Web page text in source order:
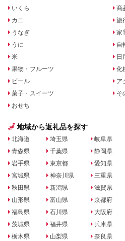
いくら
カニ
うなぎ
うに
米
果物・フルーツ
ビール
菓子・スイーツ
おせち
商
旅
家
自
日
化
ア
そ
地域から返礼品を探す
北海道
青森県
岩手県
宮城県
秋田県
山形県
福島県
茨城県
栃木県
埼玉県
千葉県
東京都
神奈川県
新潟県
富山県
石川県
福井県
山梨県
岐阜県
静岡県
愛知県
三重県
滋賀県
京都府
大阪府
兵庫県
奈良県